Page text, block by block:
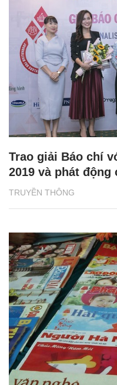
TRUYỀN THÔNG
Trao giải Báo chí
2019 và phát động